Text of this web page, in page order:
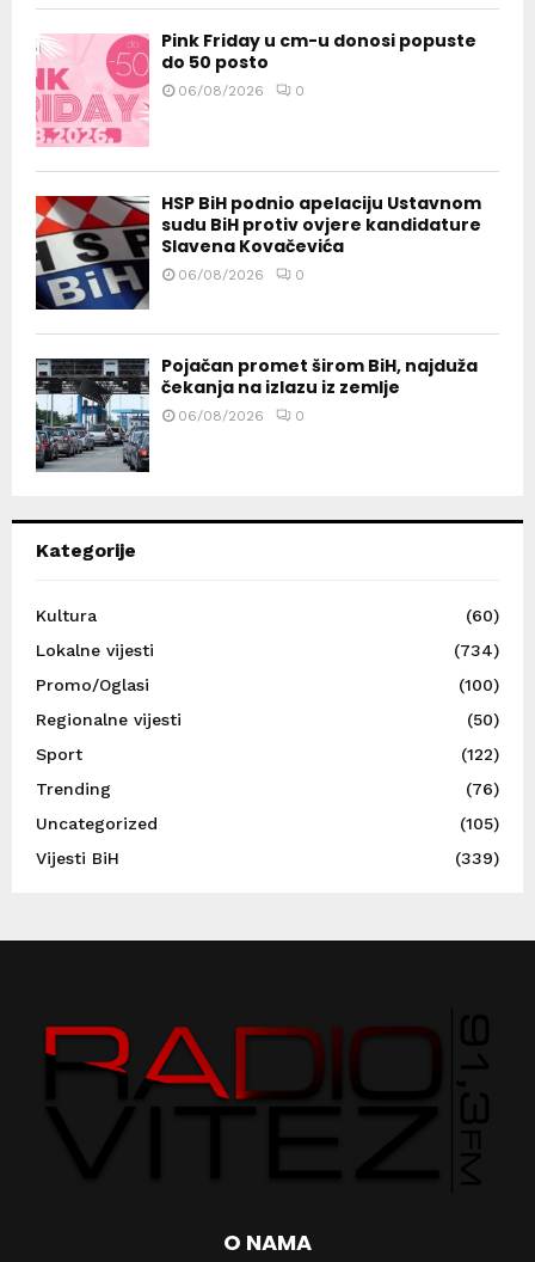
Pink Friday u cm-u donosi popuste
do 50 posto
06/08/2026 0
HSP BiH podnio apelaciju Ustavnom
sudu BiH protiv ovjere kandidature
Slavena Kovačevića
06/08/2026 0
Pojačan promet širom BiH, najduža
čekanja na izlazu iz zemlje
06/08/2026 0
Kategorije
Kultura
(60)
Lokalne vijesti
(734)
Promo/Oglasi
(100)
Regionalne vijesti
(50)
Sport
(122)
Trending
(76)
Uncategorized
(105)
Vijesti BiH
(339)
O NAMA